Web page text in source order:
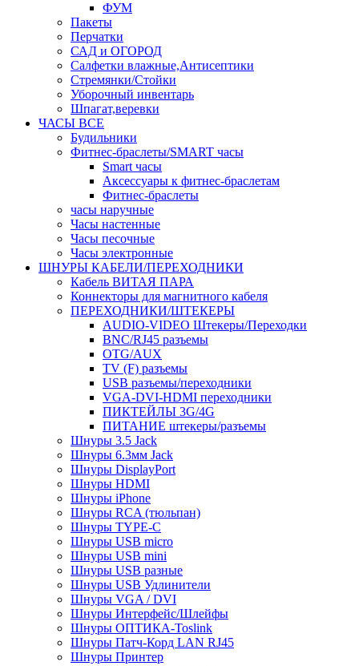
ФУМ
Пакеты
Перчатки
САД и ОГОРОД
Салфетки влажные,Антисептики
Стремянки/Стойки
Уборочный инвентарь
Шпагат,веревки
ЧАСЫ ВСЕ
Будильники
Фитнес-браслеты/SMART часы
Smart часы
Аксессуары к фитнес-браслетам
Фитнес-браслеты
часы наручные
Часы настенные
Часы песочные
Часы электронные
ШНУРЫ КАБЕЛИ/ПЕРЕХОДНИКИ
Кабель ВИТАЯ ПАРА
Коннекторы для магнитного кабеля
ПЕРЕХОДНИКИ/ШТЕКЕРЫ
AUDIO-VIDEO Штекеры/Переходки
BNC/RJ45 разъемы
OTG/AUX
TV (F) разъемы
USB разъемы/переходники
VGA-DVI-HDMI переходники
ПИКТЕЙЛЫ 3G/4G
ПИТАНИЕ штекеры/разъемы
Шнуры 3.5 Jack
Шнуры 6.3мм Jack
Шнуры DisplayPort
Шнуры HDMI
Шнуры iPhone
Шнуры RCA (тюльпан)
Шнуры TYPE-C
Шнуры USB micro
Шнуры USB mini
Шнуры USB разные
Шнуры USB Удлинители
Шнуры VGA / DVI
Шнуры Интерфейс/Шлейфы
Шнуры ОПТИКА-Toslink
Шнуры Патч-Корд LAN RJ45
Шнуры Принтер